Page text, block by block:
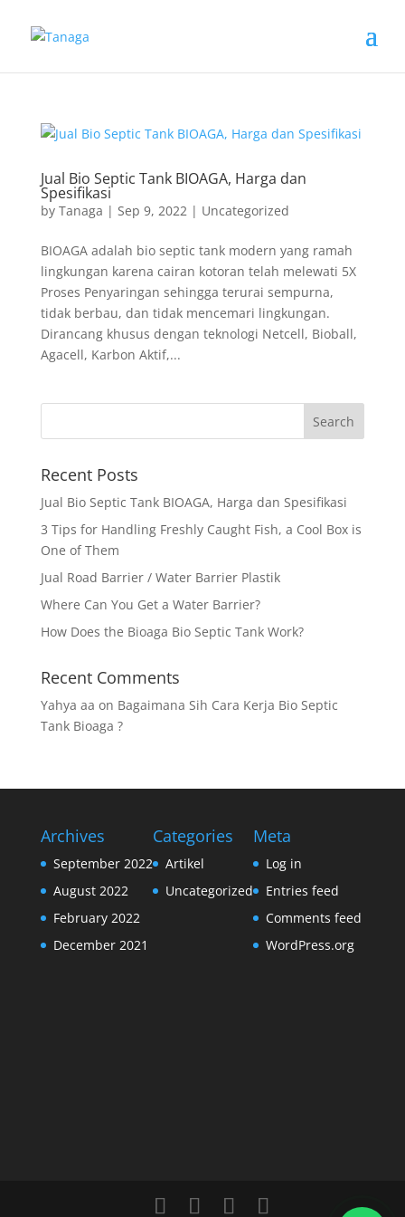
Jual Bio Septic Tank BIOAGA, Harga dan
Spesifikasi
by Tanaga | Sep 9, 2022| Uncategorized
BIOAGA adalah bio septic tank modern yang ramah
lingkungan karena cairan kotoran telah melewati 5X
Proses Penyaringan sehingga terurai sempurna,
tidak berbau, dan tidak mencemari lingkungan.
Dirancang khusus dengan teknologi Netcell, Bioball,
Agacell, Karbon Aktif,...
Recent Posts
Jual Bio Septic Tank BIOAGA, Harga dan Spesifikasi
3 Tips for Handling Freshly Caught Fish, a Cool Box is
One of Them
Jual Road Barrier / Water Barrier Plastik
Where Can You Get a Water Barrier?
How Does the Bioaga Bio Septic Tank Work?
Recent Comments
Yahya aa on Bagaimana Sih Cara Kerja Bio Septic
Tank Bioaga ?
Archives
September 2022
August 2022
February 2022
December 2021
Categories
Artikel
Uncategorized
Meta
Log in
Entries feed
Comments feed
WordPress.org